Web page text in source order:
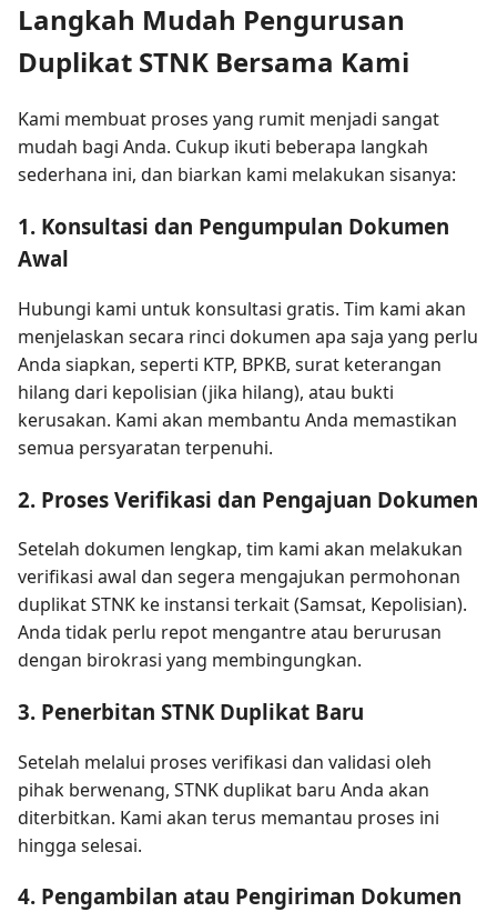
Langkah Mudah Pengurusan
Duplikat STNK Bersama Kami
Kami membuat proses yang rumit menjadi sangat
mudah bagi Anda. Cukup ikuti beberapa langkah
sederhana ini, dan biarkan kami melakukan sisanya:
1. Konsultasi dan Pengumpulan Dokumen
Awal
Hubungi kami untuk konsultasi gratis. Tim kami akan
menjelaskan secara rinci dokumen apa saja yang perlu
Anda siapkan, seperti KTP, BPKB, surat keterangan
hilang dari kepolisian (jika hilang), atau bukti
kerusakan. Kami akan membantu Anda memastikan
semua persyaratan terpenuhi.
2. Proses Verifikasi dan Pengajuan Dokumen
Setelah dokumen lengkap, tim kami akan melakukan
verifikasi awal dan segera mengajukan permohonan
duplikat STNK ke instansi terkait (Samsat, Kepolisian).
Anda tidak perlu repot mengantre atau berurusan
dengan birokrasi yang membingungkan.
3. Penerbitan STNK Duplikat Baru
Setelah melalui proses verifikasi dan validasi oleh
pihak berwenang, STNK duplikat baru Anda akan
diterbitkan. Kami akan terus memantau proses ini
hingga selesai.
4. Pengambilan atau Pengiriman Dokumen